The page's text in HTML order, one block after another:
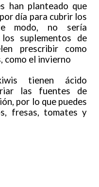
han planteado que
día para cubrir los
modo, no sería
suplementos de
prescribir como
como el invierno
tienen ácido
las fuentes de
por lo que puedes
fresas, tomates y